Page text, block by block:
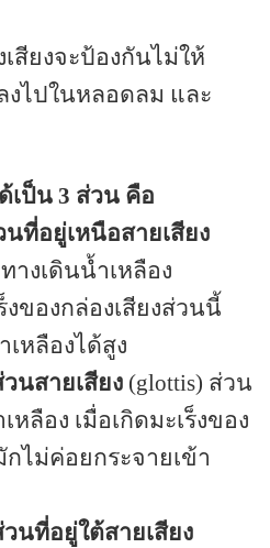
เสียงจะป้องกันไม่ให้
งไปในหลอดลม และ
เป็น 3 ส่วน คือ
นที่อยู่เหนือสายเสียง
างเดินน้ำเหลือง
งของกล่องเสียงส่วนนี้
เหลืองได้สูง
นสายเสียง (glottis) ส่วน
ลือง เมื่อเกิดมะเร็งของ
กไม่ค่อยกระจายเข้า
วนที่อยู่ใต้สายเสียง